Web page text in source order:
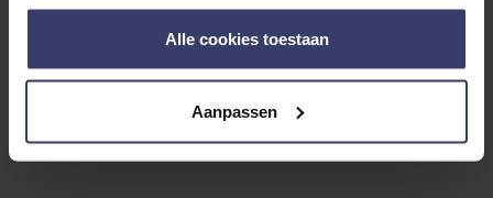
Alle cookies toestaan
Aanpassen
with other customers
Top customer reviews